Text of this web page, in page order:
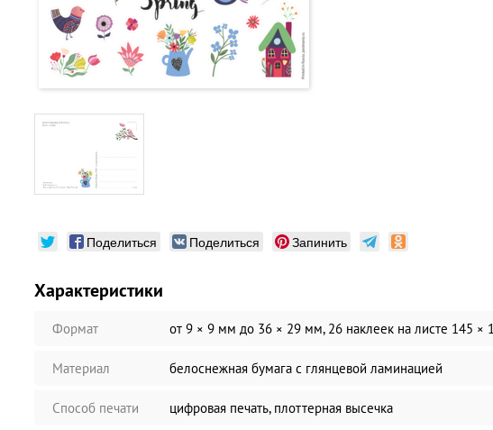
Поделиться Поделиться Запинить
Характеристики
Формат от 9 × 9 мм до 36 × 29 мм, 26 наклеек на листе 145 ×
Материал белоснежная бумага c глянцевой ламинацией
Способ печати цифровая печать, плоттерная высечка